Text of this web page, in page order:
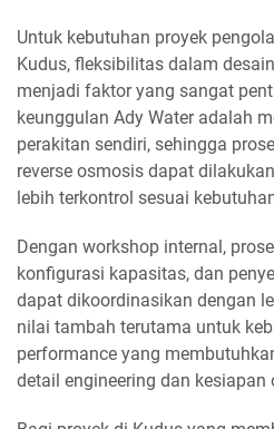
Untuk kebutuhan proyek
Kudus, fleksibilitas dalam
menjadi faktor yang sangat
keunggulan Ady Water adalah
perakitan sendiri, sehingga
reverse osmosis dapat
lebih terkontrol sesuai
Dengan workshop internal,
konfigurasi kapasitas, dan
dapat dikoordinasikan dengan
nilai tambah terutama untuk
performance yang
detail engineering dan kesiapan